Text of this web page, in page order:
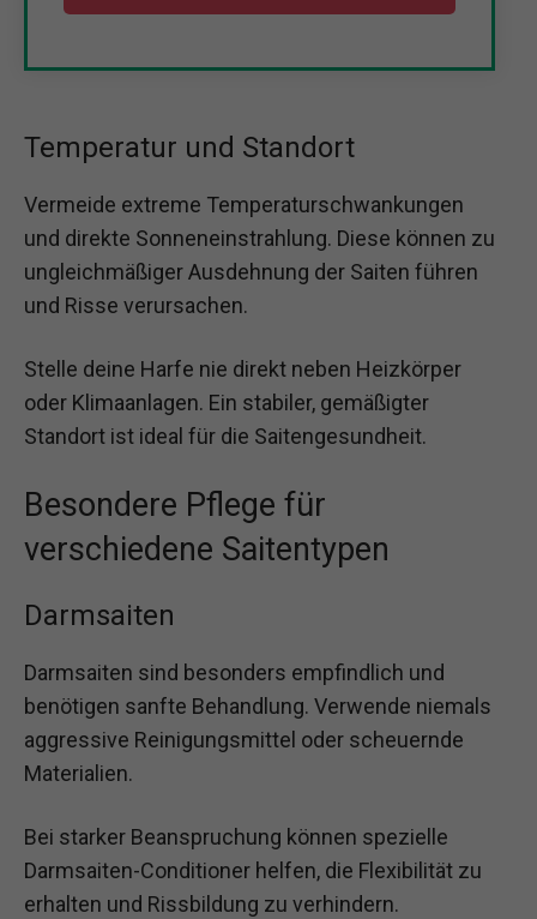
Temperatur und Standort
Vermeide extreme Temperaturschwankungen
und direkte Sonneneinstrahlung. Diese können zu
ungleichmäßiger Ausdehnung der Saiten führen
und Risse verursachen.
Stelle deine Harfe nie direkt neben Heizkörper
oder Klimaanlagen. Ein stabiler, gemäßigter
Standort ist ideal für die Saitengesundheit.
Besondere Pflege für
verschiedene Saitentypen
Darmsaiten
Darmsaiten sind besonders empfindlich und
benötigen sanfte Behandlung. Verwende niemals
aggressive Reinigungsmittel oder scheuernde
Materialien.
Bei starker Beanspruchung können spezielle
Darmsaiten-Conditioner helfen, die Flexibilität zu
erhalten und Rissbildung zu verhindern.